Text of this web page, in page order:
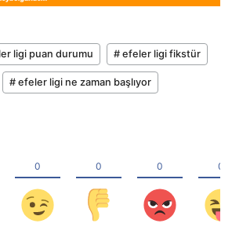
ligi puan durumu # efeler ligi fikstür
# efeler ligi ne zaman başlıyor